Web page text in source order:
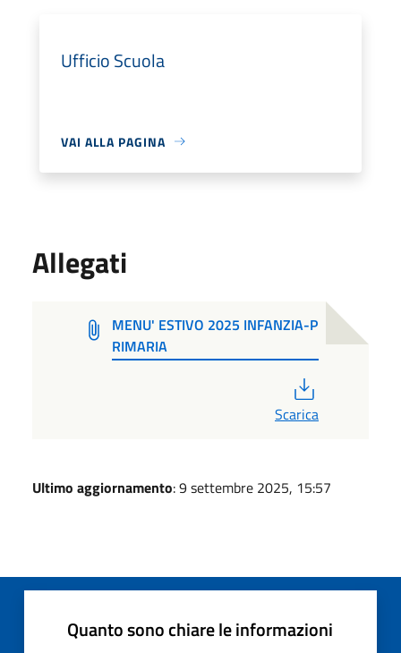
Ufficio Scuola
VAI ALLA PAGINA
Allegati
MENU' ESTIVO 2025 INFANZIA-P
RIMARIA
Scarica
Ultimo aggiornamento: 9 settembre 2025, 15:57
Quanto sono chiare le informazioni